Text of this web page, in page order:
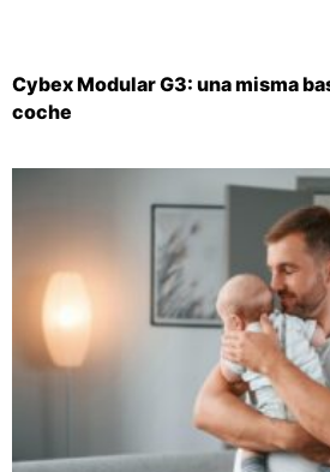
Cybex Modular G3: una misma
coche